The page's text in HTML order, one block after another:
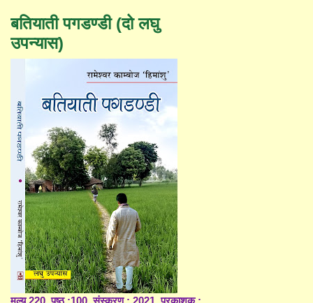
बतियाती पगडण्डी (दो लघु
उपन्यास)